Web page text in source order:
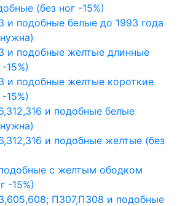
(без ног -15%)
и подобные белые до 1993 года
и подобные желтые длинные
15%)
и подобные желтые короткие
15%)
и подобные белые
и подобные желтые (без
с желтым ободком
-15%)
П307,П308 и подобные